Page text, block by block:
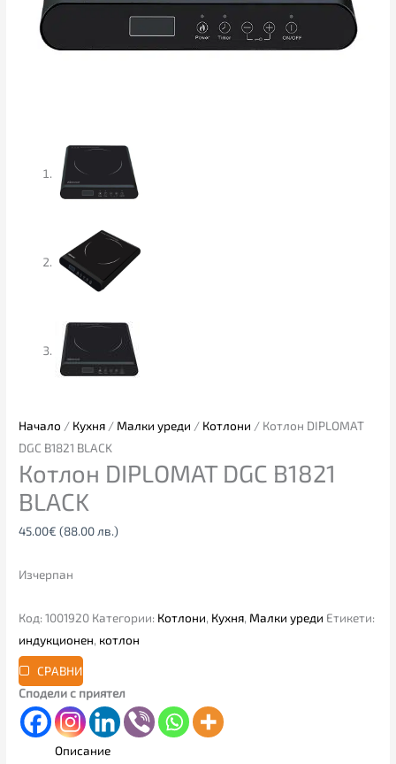
Начало / Кухня / Малки уреди / Котлони / Котлон DIPLOMAT
DGC B1821 BLACK
Котлон DIPLOMAT DGC B1821
BLACK
45.00€ (88.00 лв.)
Изчерпан
Код:1001920 Категории: Котлони, Кухня, Малки уреди Етикети:
индукционен, котлон
СРАВНИ
Сподели с приятел
Описание